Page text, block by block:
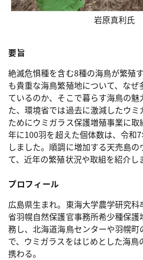
岩原真利氏
要旨
絶滅危惧種を含む8種の海鳥が繁殖
も貴重な海鳥繁殖地について、なぜ
ているのか、そこで暮らす海鳥の魅
た、環境省では過去に激減したウミ
ためにウミガラス保護増殖事業に取
年に100羽を超えた個体数は、令和
しました。順調に増加する天売島
て、近年の繁殖状況や取組を紹介し
プロフィール
広島県生まれ。東海大学農学研究
省羽幌自然保護官事務所希少種保
務し、北海道海鳥センターや羽幌
で、ウミガラスをはじめとした海鳥
携わる。